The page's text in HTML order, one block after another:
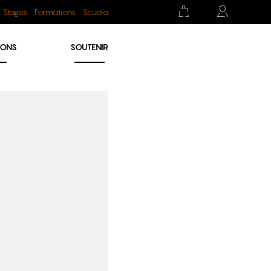
Stages Formations Scuola
SOUTENIR